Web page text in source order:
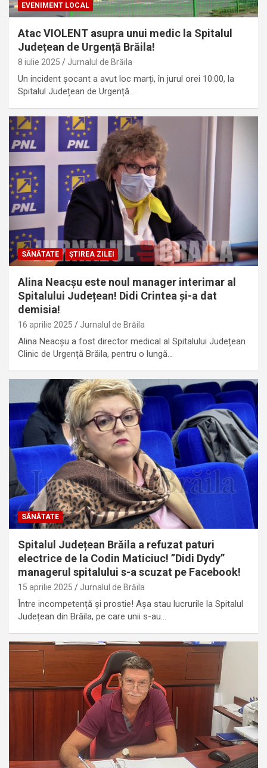
EVENIMENT LOCAL
Atac VIOLENT asupra unui medic la Spitalul
Județean de Urgență Brăila!
8 iulie 2025 Jurnalul de Brăila
Un incident șocant a avut loc marți, în jurul orei 10:00, la
Spitalul Județean de Urgență…
SĂNĂTATE ȘTIREA ZILEI
Alina Neacșu este noul manager interimar al
Spitalului Județean! Didi Crintea și-a dat
demisia!
16 aprilie 2025 Jurnalul de Brăila
Alina Neacșu a fost director medical al Spitalului Județean
Clinic de Urgență Brăila, pentru o lungă…
SĂNĂTATE
Spitalul Județean Brăila a refuzat paturi
electrice de la Codin Maticiuc! ”Didi Dydy”
managerul spitalului s-a scuzat pe Facebook!
15 aprilie 2025 Jurnalul de Brăila
Între incompetență și prostie! Așa stau lucrurile la Spitalul
Județean din Brăila, pe care unii s-au…